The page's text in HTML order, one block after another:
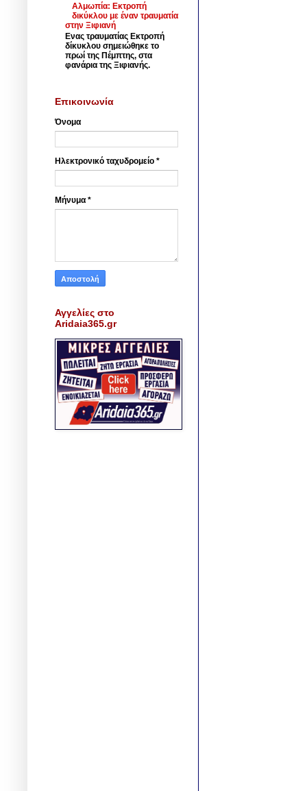
Αλμωπία: Εκτροπή
δικύκλου με έναν τραυματία
στην Ξιφιανή
Ενας τραυματίας Εκτροπή
δίκυκλου σημειώθηκε το
πρωί της Πέμπτης, στα
φανάρια της Ξιφιανής.
Επικοινωνία
Όνομα
Ηλεκτρονικό ταχυδρομείο *
Μήνυμα *
Αγγελίες στο
Aridaia365.gr